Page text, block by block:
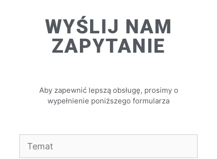
WYŚLIJ NAM
ZAPYTANIE
Aby zapewnić lepszą obsługę, prosimy o
wypełnienie poniższego formularza